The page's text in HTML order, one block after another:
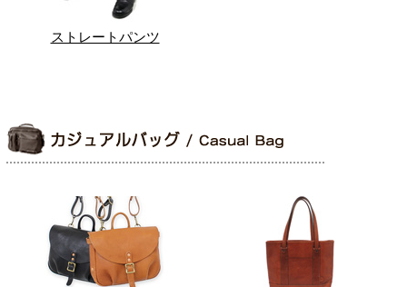
ストレートパンツ